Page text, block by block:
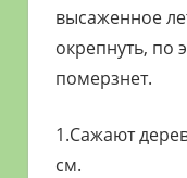
высаженное
окрепнуть, по
померзнет.
1.Сажают
см.